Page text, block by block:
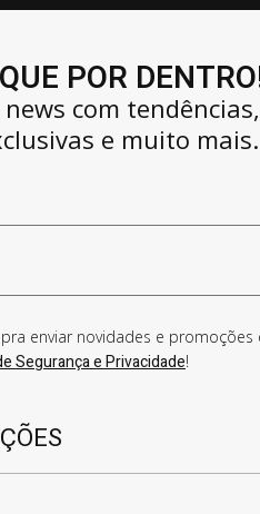
POR
com
e muito mais.
enviar novidades e promoções
Segurança e Privacidade!